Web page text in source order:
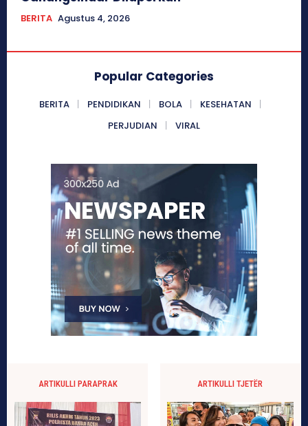
BERITA Agustus 4, 2026
Popular Categories
BERITA PENDIDIKAN BOLA
KESEHATAN
PERJUDIAN
VIRAL
ARTIKULLI PARAPRAK ARTIKULLI TJETËR